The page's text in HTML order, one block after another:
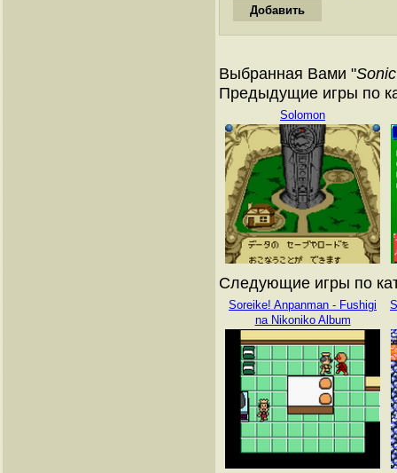
Выбранная Вами "
Предыдущие игры по
Solomon
Следующие игры по
Soreike! Anpanman - Fushigi
na Nikoniko Album